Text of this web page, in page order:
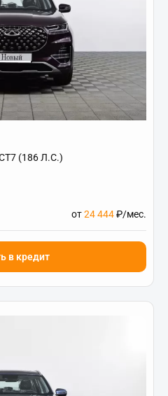
(186 Л.С.)
от24 444₽/мес.
в кредит